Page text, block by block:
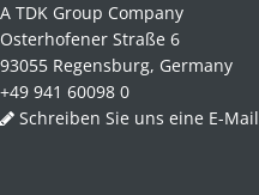
A TDK Group Company
Osterhofener Straße 6
93055 Regensburg, Germany
+49 941 60098 0
Schreiben Sie uns eine E-Mail